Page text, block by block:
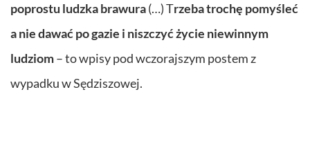
poprostu ludzka brawura(…) Trzeba trochę pomyśleć
a nie dawać po gazie i niszczyć życie niewinnym
ludziom– to wpisy pod wczorajszym postem z
wypadku w Sędziszowej.